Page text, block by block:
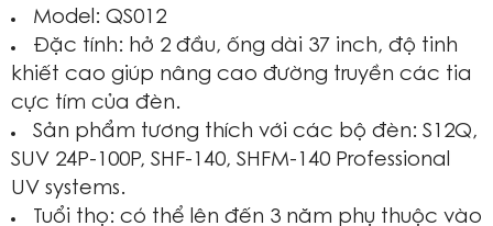
Model: QS012
Đặc tính: hở 2 đầu, ống dài 37 inch, độ tinh
khiết cao giúp nâng cao đường truyền các tia
cực tím của đèn.
Sản phẩm tương thích với các bộ đèn: S12Q,
SUV 24P-100P, SHF-140, SHFM-140 Professional
UV systems.
Tuổi thọ: có thể lên đến 3 năm phụ thuộc vào